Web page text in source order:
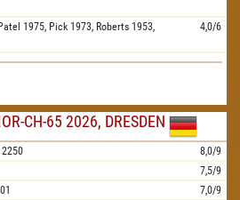
Patel 1975, Pick 1973, Roberts 1953,
4,0/6
CH-65 2026, DRESDEN
2250
8,0/9
7,5/9
7,0/9